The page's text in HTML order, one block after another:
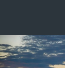
ツ
へ